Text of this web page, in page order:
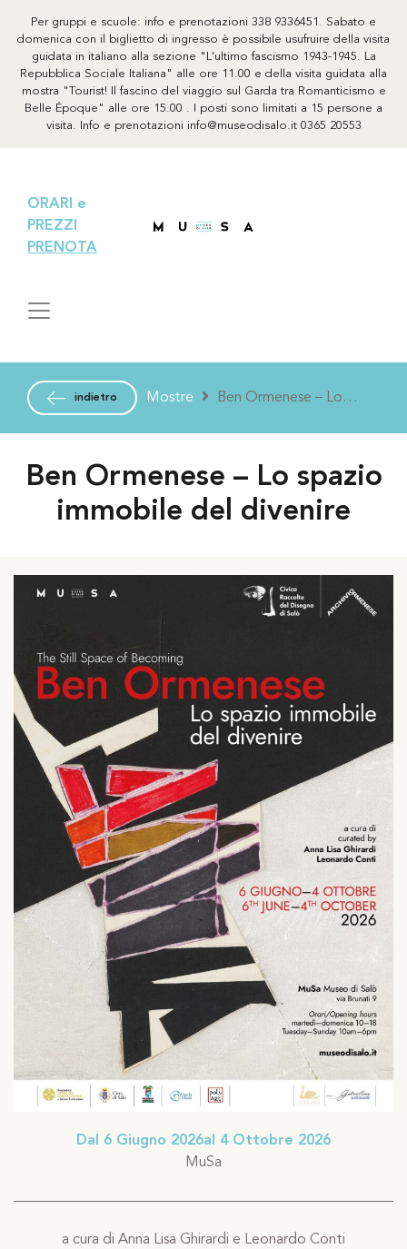
Per gruppi e scuole: info e prenotazioni 338 9336451. Sabato e
domenica con il biglietto di ingresso è possibile usufruire della visita
guidata in italiano alla sezione "L'ultimo fascismo 1943-1945. La
Repubblica Sociale Italiana" alle ore 11.00 e della visita guidata alla
mostra "Tourist! Il fascino del viaggio sul Garda tra Romanticismo e
Belle Époque" alle ore 15.00 . I posti sono limitati a 15 persone a
visita. Info e prenotazioni info@museodisalo.it 0365 20553
ORARI e
PREZZI
PRENOTA
indietro Mostre
spazio immobile del divenire
Ben Ormenese – Lo spazio
immobile del divenire
Dal 6 Giugno 2026al 4 Ottobre 2026
MuSa
a cura di Anna Lisa Ghirardi e Leonardo Conti